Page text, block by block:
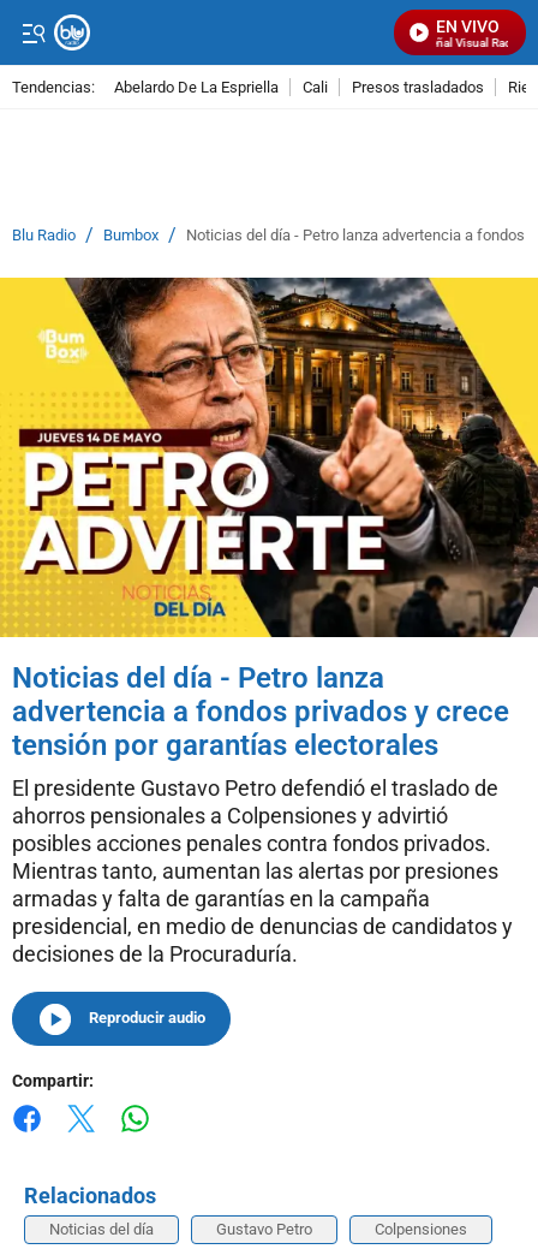
EN VIVO
Señal Visual Radio
Tendencias: Abelardo De La Espriella Cali Presos trasladados
Blu Radio / Bumbox / Noticias del día - Petro lanza advertencia a fondos
Noticias del día - Petro lanza
advertencia a fondos privados y crece
tensión por garantías electorales
El presidente Gustavo Petro defendió el traslado de
ahorros pensionales a Colpensiones y advirtió
posibles acciones penales contra fondos privados.
Mientras tanto, aumentan las alertas por presiones
armadas y falta de garantías en la campaña
presidencial, en medio de denuncias de candidatos y
decisiones de la Procuraduría.
Reproducir audio
Compartir:
Relacionados
Noticias del día Gustavo Petro Colpensiones